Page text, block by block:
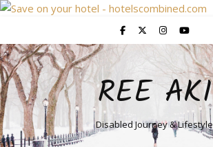
REE AKI
Disabled Journey & Lifestyle